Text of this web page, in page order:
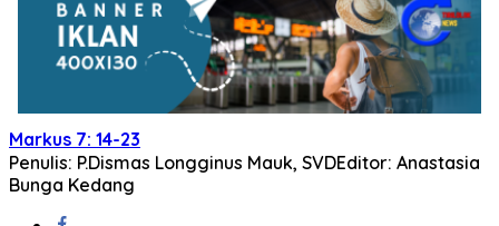
Markus 7: 14-23
Penulis: P.Dismas Longginus Mauk, SVDEditor: Anastasia
Bunga Kedang